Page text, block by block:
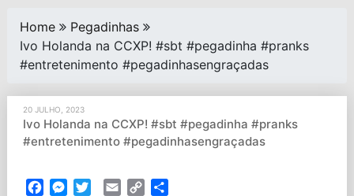
Home
Pegadinhas
Ivo Holanda na CCXP! #sbt #pegadinha #pranks
#entretenimento #pegadinhasengraçadas
20 JULHO, 2023
Ivo Holanda na CCXP! #sbt #pegadinha #pranks
#entretenimento #pegadinhasengraçadas
FacebookMessenger
TwitterEmail Copy